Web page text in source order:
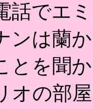
話でエ
ンは蘭
とを聞
オの部